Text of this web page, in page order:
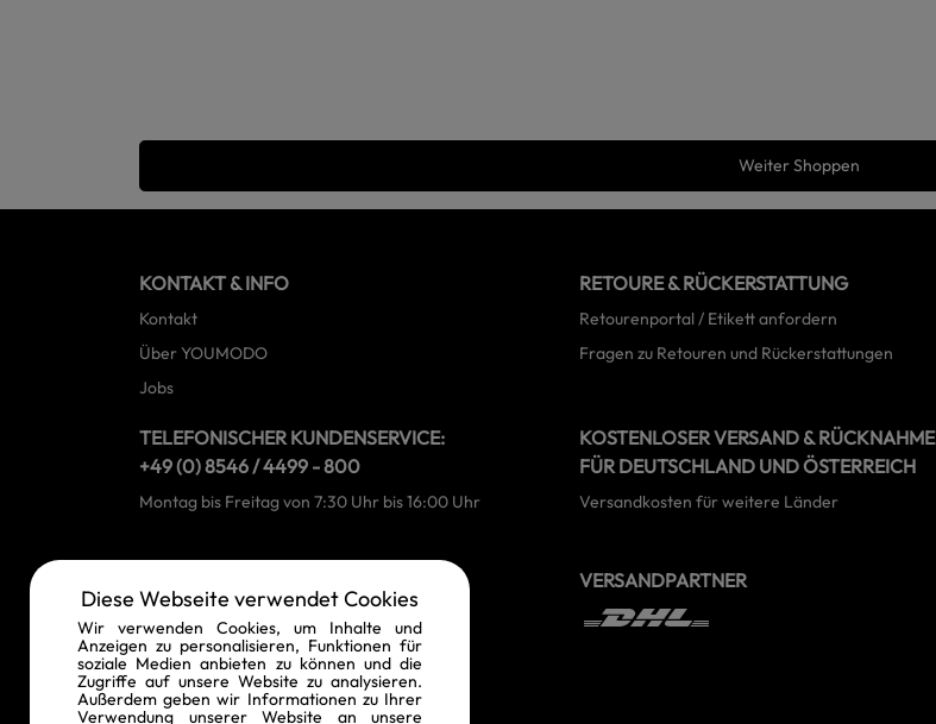
Diese Webseite verwendet Cookies
Wir verwenden Cookies, um Inhalte und
Anzeigen zu personalisieren, Funktionen für
soziale Medien anbieten zu können und die
Zugriffe auf unsere Website zu analysieren.
Außerdem geben wir Informationen zu Ihrer
Verwendung unserer Website an unsere
Weiter Shoppen
KONTAKT & INFO
Kontakt
Über YOUMODO
Jobs
TELEFONISCHER KUNDENSERVICE:
+49 (0) 8546 / 4499 - 800
Montag bis Freitag von 7:30 Uhr bis 16:00 Uhr
Vertrag widerrufen
Datenschutz
AGB
RETOURE & RÜCKERSTATTUNG
Retourenportal / Etikett anfordern
Fragen zu Retouren und Rückerstattungen
KOSTENLOSER VERSAND & RÜCKNAHME
FÜR DEUTSCHLAND UND ÖSTERREICH
Versandkosten für weitere Länder
VERSANDPARTNER